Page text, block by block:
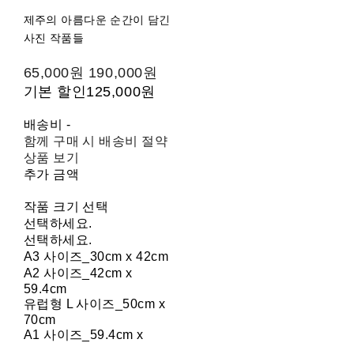
제주의 아름다운 순간이 담긴
사진 작품들
65,000원 190,000원
기본 할인125,000원
배송비 -
함께 구매 시 배송비 절약
상품 보기
추가 금액
작품 크기 선택
선택하세요.
선택하세요.
A3 사이즈_30cm x 42cm
A2 사이즈_42cm x
59.4cm
유럽형 L 사이즈_50cm x
70cm
A1 사이즈_59.4cm x